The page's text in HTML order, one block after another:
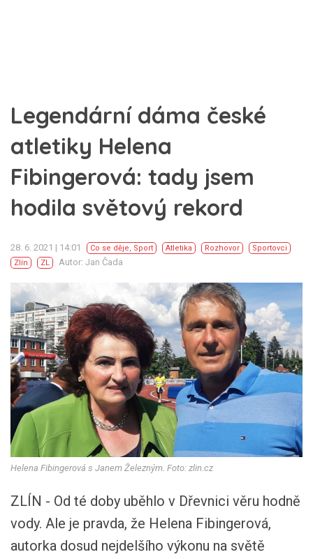
Legendární dáma české
atletiky Helena
Fibingerová: tady jsem
hodila světový rekord
28. 6. 2021 | 14:01 Co se děje, Sport Atletika Rozhovor
Sportovci
Zlín
ZL Autor: Jan Čada
Helena Fibingerová s Janem Železným. Foto: zlin.cz
ZLÍN - Od té doby uběhlo v Dřevnici věru hodně
vody. Ale je pravda, že Helena Fibingerová,
autorka dosud nejdelšího výkonu na světě